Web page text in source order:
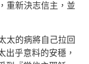
重新決志信主，並
的病將自己拉回
出乎意料的安穩，